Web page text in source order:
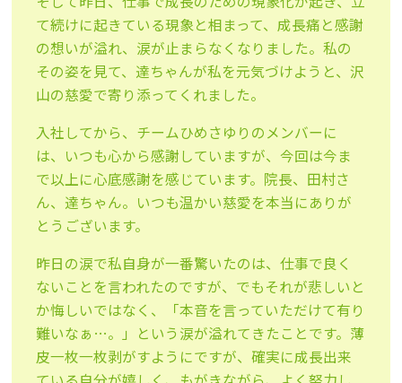
て続けに起きている現象と相まって、成長痛と感謝
の想いが溢れ、涙が止まらなくなりました。私の
その姿を見て、達ちゃんが私を元気づけようと、沢
山の慈愛で寄り添ってくれました。
入社してから、チームひめさゆりのメンバーに
は、いつも心から感謝していますが、今回は今ま
で以上に心底感謝を感じています。院長、田村さ
ん、達ちゃん。いつも温かい慈愛を本当にありが
とうございます。
昨日の涙で私自身が一番驚いたのは、仕事で良く
ないことを言われたのですが、でもそれが悲しいと
か悔しいではなく、「本音を言っていただけて有り
難いなぁ…。」という涙が溢れてきたことです。薄
皮一枚一枚剥がすようにですが、確実に成長出来